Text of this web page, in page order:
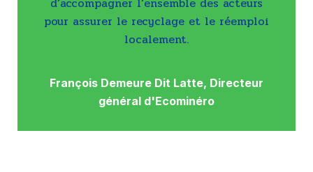
pour assurer le recyclage et le réemploi
localement.
François Demeure Dit Latte, Directeur
général d'Ecominéro